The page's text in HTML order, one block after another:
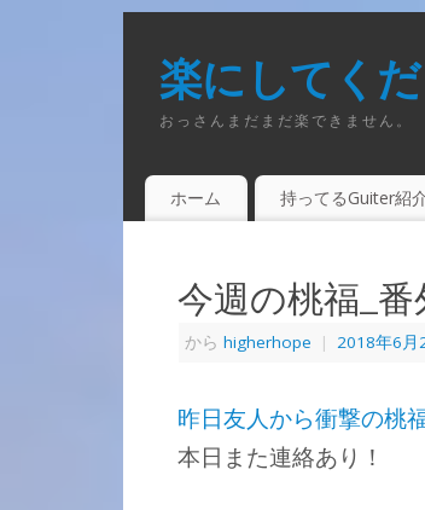
楽にしてくだ
おっさんまだまだ楽できません。
ホーム 持ってるGuiter紹
今週の桃福_
から higherhope | 2018年6月
昨日友人から衝撃の桃
本日また連絡あり！